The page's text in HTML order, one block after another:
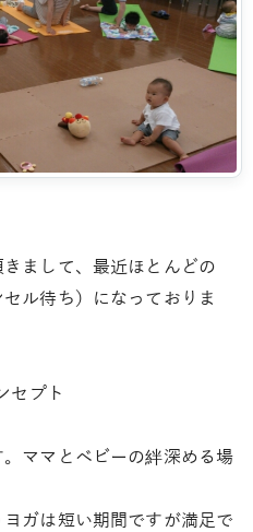
まして、最近ほとんどの
ル待ち）になっておりま
セプト
ママとベビーの絆深める場
ガは短い期間ですが満足で